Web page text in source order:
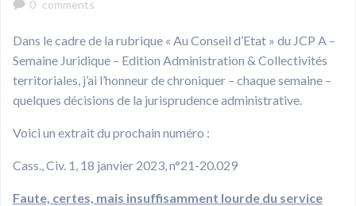
0 comments
Dans le cadre de la rubrique « Au Conseil d’Etat » du JCP A –
Semaine Juridique – Edition Administration & Collectivités
territoriales, j’ai l’honneur de chroniquer – chaque semaine –
quelques décisions de la jurisprudence administrative.
Voici un extrait du prochain numéro :
Cass., Civ. 1, 18 janvier 2023, n°21-20.029
Faute, certes, mais insuffisamment lourde du service